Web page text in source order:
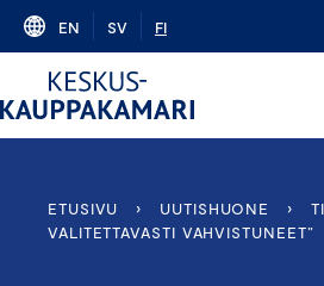
Skip
content
EN SV FI
ETUSIVU › UUTISHUONE ›
VALITETTAVASTI VAHVISTUNEET”